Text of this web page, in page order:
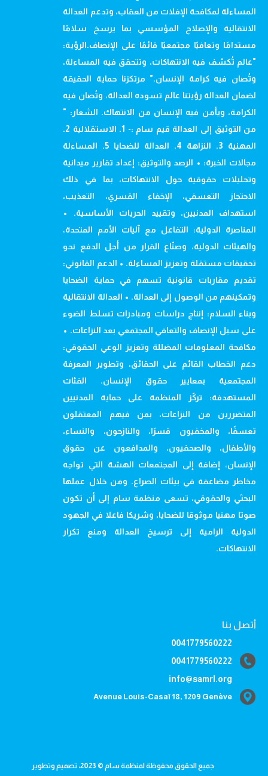
المساءلة لمكافحة الإفلات من العقاب، وتدعم العدالة
الانتقالية والإصلاح المؤسسي بما يرسخ سلامًا
مستدامًا وتعافيًا مجتمعيًا قائمًا على الإنصاف.الرؤية:
"عالم تُكشف فيه الانتهاكات، وتتحقق فيه المساءلة،
وتُصان فيه كرامة الإنسان." مرتكزنا حماية الحقيقة
لضمان العدالة رؤيتنا عالم تسوده العدالة، وتُصان فيه
الكرامة، ويأمن فيه الإنسان من الانتهاك. الشعار: "
من التوثيق إلى العدالة قيم سام :- 1. الاستقلالية 2.
المهنية 3. النزاهة 4. العدالة للضحايا 5. المساءلة
مجالات الخبرة: • الرصد والتوثيق: إعداد تقارير ميدانية
وتحليلات حقوقية حول الانتهاكات، بما في ذلك
الاحتجاز التعسفي، الإخفاء القسري، التعذيب،
استهداف المدنيين، وتقييد الحريات الأساسية. •
المناصرة الدولية: التفاعل مع آليات الأمم المتحدة،
والهيئات الدولية، وصنّاع القرار من أجل الدفع نحو
تحقيقات مستقلة وتعزيز المساءلة. • الدعم القانوني:
تقديم مقاربات قانونية تسهم في حماية الضحايا
وتمكينهم من الوصول إلى العدالة. • العدالة الانتقالية
وبناء السلام: إنتاج دراسات ومبادرات تسلط الضوء
على سبل الإنصاف والتعافي المجتمعي بعد النزاعات. •
مكافحة المعلومات المضللة وتعزيز الوعي الحقوقي:
دعم الخطاب القائم على الحقائق، وتطوير المعرفة
المجتمعية بمعايير حقوق الإنسان. الفئات
المستهدفة: تركّز المنظمة على حماية المدنيين
المتضررين من النزاعات، بمن فيهم المعتقلون
تعسفًا، والمخفيون قسرًا، والنازحون، والنساء،
والأطفال، والصحفيون، والمدافعون عن حقوق
الإنسان، إضافة إلى المجتمعات الهشة التي تواجه
مخاطر مضاعفة في بيئات الصراع. ومن خلال عملها
البحثي والحقوقي، تسعى منظمة سام إلى أن تكون
صوتا مهنيا موثوقا للضحايا، وشريكا فاعلا في الجهود
الدولية الرامية إلى ترسيخ العدالة ومنع تكرار
الانتهاكات.
أتصل بنا
0041779560222
0041779560222
info@samrl.org
Avenue Louis-Casaï 18, 1209 Genève
جميع الحقوق محفوظة لمنظمة سام © 2023، تصميم وتطوير